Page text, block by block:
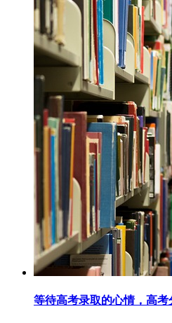
等待高考录取的心情，高考